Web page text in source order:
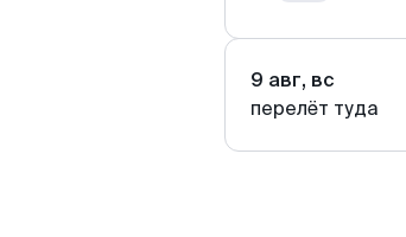
9 авг, вс
перелёт туда